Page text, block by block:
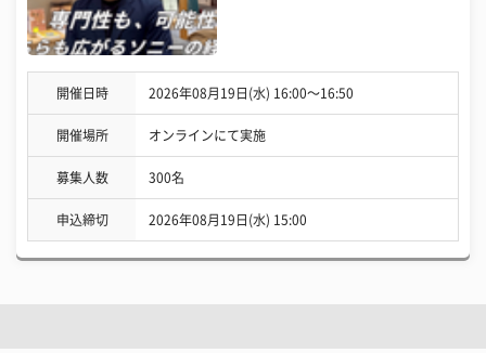
開催日時 2026年08月19日(水) 16:00〜16:50
開催場所 オンラインにて実施
募集人数 300名
申込締切 2026年08月19日(水) 15:00